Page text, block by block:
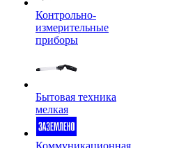
Контрольно-
измерительные
приборы
Бытовая техника
мелкая
Коммуникационная